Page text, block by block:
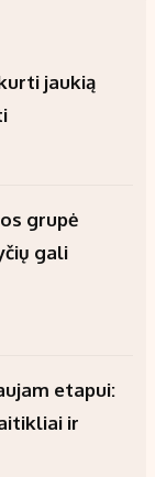
jaukią
grupė
gali
etapui:
ir